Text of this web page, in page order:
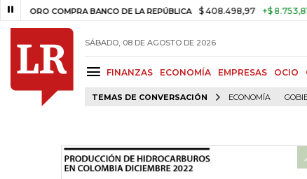
COMPRA BANCO DE LA REPÚBLICA $ 408.498,97 +$ 8.753,81 +2,19%
SÁBADO, 08 DE AGOSTO DE 2026
FINANZAS ECONOMÍA EMPRESAS OCIO
TEMAS DE CONVERSACIÓN ECONOMÍA